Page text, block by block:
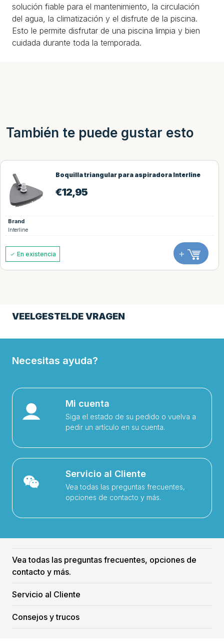
solución fiable para el mantenimiento, la circulación
del agua, la climatización y el disfrute de la piscina.
Esto le permite disfrutar de una piscina limpia y bien
cuidada durante toda la temporada.
También te puede gustar esto
Boquilla triangular para aspiradora Interline
€12,95
Brand
Interline
En existencia +
VEELGESTELDE VRAGEN
Necesitas ayuda?
Mi cuenta
Siga el estado de su pedido o vuelva a
pedir un artículo en su cuenta.
Servicio al Cliente
Vea todas las preguntas frecuentes,
opciones de contacto y más.
Vea todas las preguntas frecuentes, opciones de
contacto y más.
Servicio al Cliente
Consejos y trucos